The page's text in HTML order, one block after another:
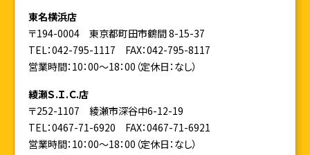
東名横浜店
〒194-0004 東京都町田市鶴間 8-15-37
TEL：042-795-1117 FAX：042-795-8117
営業時間：10：00～18：00（定休日：なし）
綾瀬Ｓ.Ｉ.Ｃ.店
〒252-1107 綾瀬市深谷中6-12-19
TEL：0467-71-6920 FAX：0467-71-6921
営業時間：10：00～18：00（定休日：なし）